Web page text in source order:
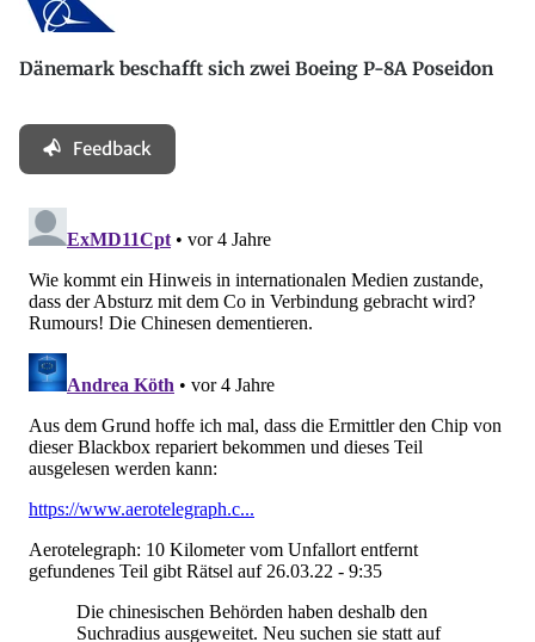
Dänemark beschafft sich zwei Boeing P-8A Poseidon
Feedback